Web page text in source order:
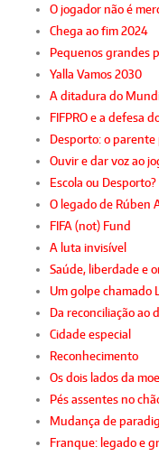
O jogador não é
Chega ao fim 2024
Pequenos grandes
Yalla Vamos 2030
A ditadura do
FIFPRO e a defesa
Desporto: o parente
Ouvir e dar voz ao
Escola ou Desporto?
O legado de Rúben
FIFA (not) Fund
A luta invisível
Saúde, liberdade e
Um golpe chamado
Da reconciliação ao
Cidade especial
Reconhecimento
Os dois lados da
Pés assentes no
Mudança de
Franque: legado e